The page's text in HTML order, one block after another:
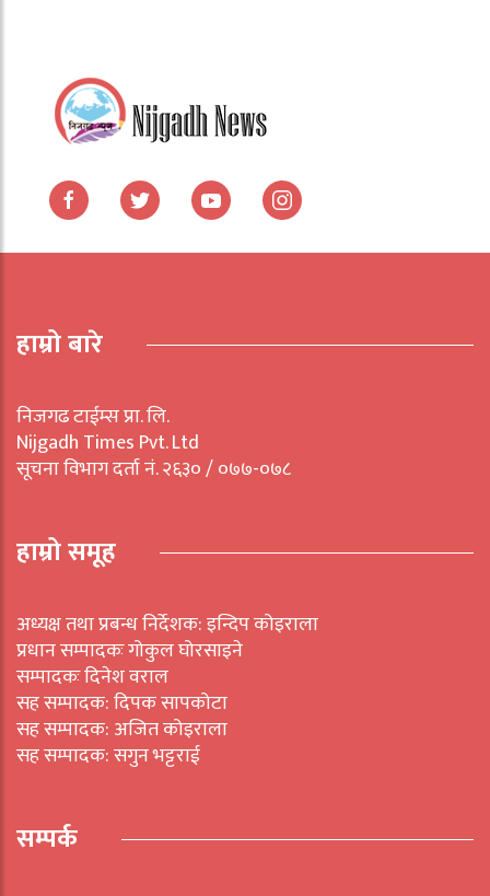
हाम्रो बारे
निजगढ टाईम्स प्रा. लि.
Nijgadh Times Pvt. Ltd
सूचना विभाग दर्ता नं. २६३० / ०७७-०७८
हाम्रो समूह
अध्यक्ष तथा प्रबन्ध निर्देशक: इन्दिप कोइराला
प्रधान सम्पादकः गोकुल घोरसाइने
सम्पादकः दिनेश वराल
सह सम्पादक: दिपक सापकोटा
सह सम्पादक: अजित कोइराला
सह सम्पादक: सगुन भट्टराई
सम्पर्क